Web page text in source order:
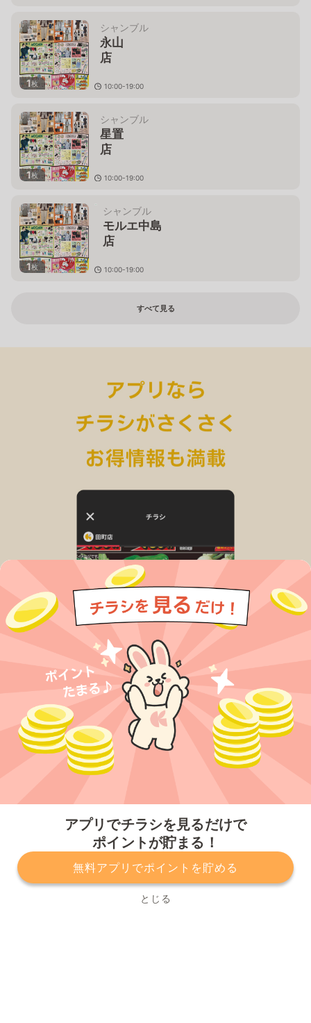
アプリでチラシを見るだけで
ポイントが貯まる！
無料アプリでポイントを貯める
とじる
1枚
シャンブル
永山
10:00-19:00
1枚
シャンブル
星置
店
10:00-19:00
1枚
シャンブル
モルエ中島
店
10:00-19:00
すべて見る
プライバシーポリシー 利用規約
運営会社
サービスに関してのお問い合わせ